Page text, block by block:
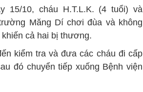
15/10, cháu H.T.L.K. (4 tuổi) và
Măng Dí chơi đùa và không
cả hai bị thương.
kiểm tra và đưa các cháu đi cấp
đó chuyển tiếp xuống Bệnh viện